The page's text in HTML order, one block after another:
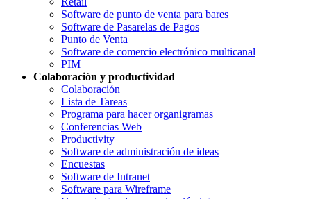
Software de punto de venta para bares
Software de Pasarelas de Pagos
Punto de Venta
Software de comercio electrónico multicanal
PIM
Colaboración y productividad
Colaboración
Lista de Tareas
Programa para hacer organigramas
Conferencias Web
Productivity
Software de administración de ideas
Encuestas
Software de Intranet
Software para Wireframe